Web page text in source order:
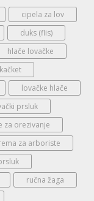
cipela za lov
duks (flis)
hlače lovačke
kačket
lovačke hlače
prsluk
za orezivanje
za arboriste
ručna žaga